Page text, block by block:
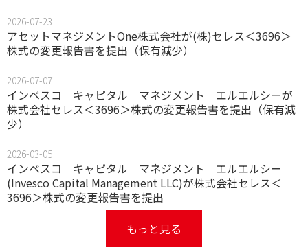
2026-07-23
アセットマネジメントOne株式会社が(株)セレス＜3696＞
株式の変更報告書を提出（保有減少）
2026-07-07
インベスコ キャピタル マネジメント エルエルシーが
株式会社セレス＜3696＞株式の変更報告書を提出（保有減
少）
2026-03-05
インベスコ キャピタル マネジメント エルエルシー
(Invesco Capital Management LLC)が株式会社セレス＜
3696＞株式の変更報告書を提出
もっと見る